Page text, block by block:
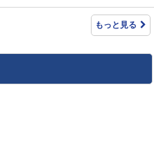
もっと見る